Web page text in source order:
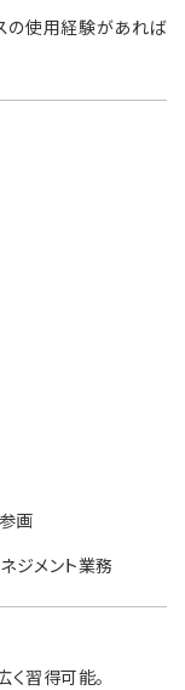
の使用経験があれば
画
ジメント業務
習得可能。